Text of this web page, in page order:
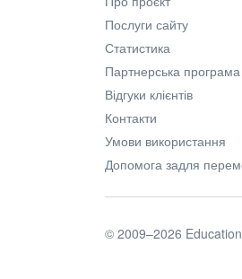
Послуги сайту
Статистика
Партнерська програма
Відгуки клієнтів
Контакти
Умови використання
Допомога задля
© 2009–2026